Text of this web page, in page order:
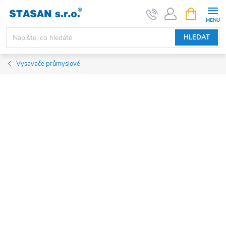
obsah
HLEDAT
NÁKUPNÍ
KOŠÍK
Vysavače průmyslové